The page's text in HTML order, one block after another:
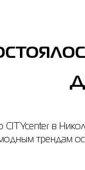
CITYcenter в
трендам